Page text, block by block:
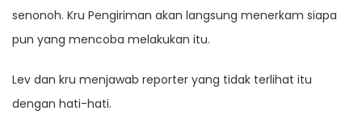
senonoh. Kru Pengiriman akan langsung menerkam siapa
pun yang mencoba melakukan itu.
Lev dan kru menjawab reporter yang tidak terlihat itu
dengan hati-hati.